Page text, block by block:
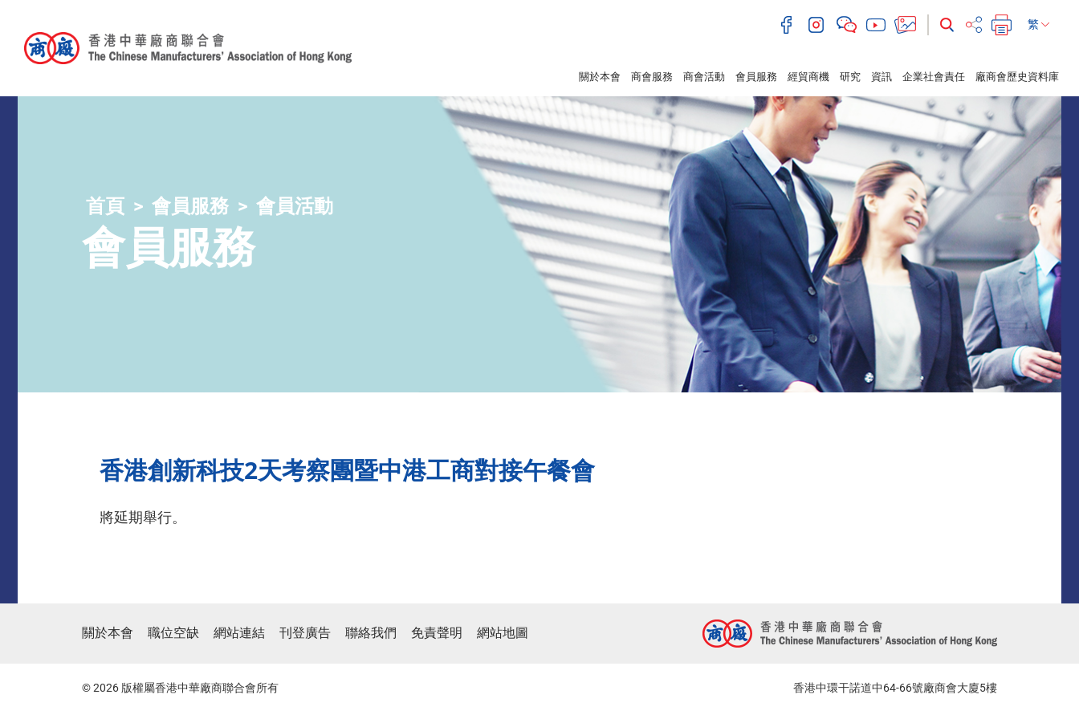
繁
關於本會 商會服務 商會活動 會員服務 經貿商機 研究 資訊 企業社會責任 廠商會歷史資料庫
首頁 會員服務 會員活動
會員服務
香港創新科技2天考察團暨中港工商對接午餐會
將延期舉行。
關於本會 職位空缺 網站連結 刊登廣告 聯絡我們 免責聲明 網站地圖
© 2026 版權屬香港中華廠商聯合會所有 香港中環干諾道中64-66號廠商會大廈5樓